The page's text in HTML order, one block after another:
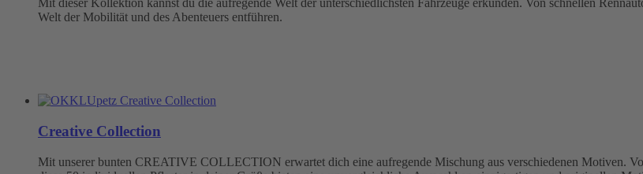
Mit dieser Kollektion kannst du die aufregende Welt der unterschiedlichsten Fahrzeuge erkunden. Von schnellen
Welt der Mobilität und des Abenteuers entführen.
Creative Collection
Mit unserer bunten CREATIVE COLLECTION erwartet dich eine aufregende Mischung aus verschiedenen Motiven.